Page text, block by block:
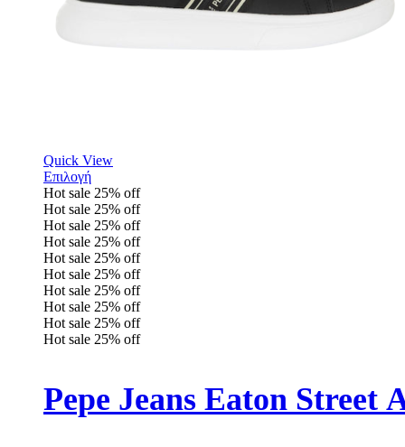
Quick View
Επιλογή
Hot sale 25% off
Hot sale 25% off
Hot sale 25% off
Hot sale 25% off
Hot sale 25% off
Hot sale 25% off
Hot sale 25% off
Hot sale 25% off
Hot sale 25% off
Hot sale 25% off
Pepe Jeans Eaton Street